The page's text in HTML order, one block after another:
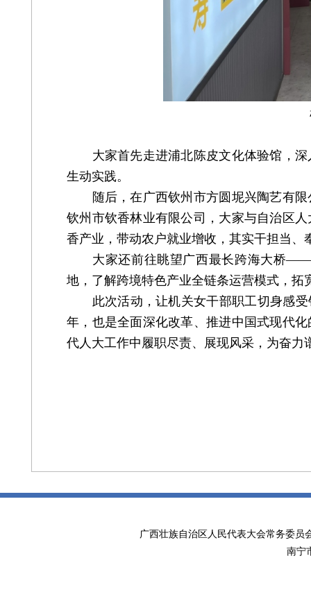
大家首先走进浦北陈皮文化体验馆，深
生动实践。
随后，在广西钦州市方圆坭兴陶艺有限
钦州市钦香林业有限公司，大家与自治区
香产业，带动农户就业增收，其实干担当、
大家还前往眺望广西最长跨海大桥——
地，了解跨境特色产业全链条运营模式，拓
此次活动，让机关女干部职工切身感受
年，也是全面深化改革、推进中国式现代
代人大工作中履职尽责、展现风采，为奋
广西壮族自治区人民代表大会常务委
南宁